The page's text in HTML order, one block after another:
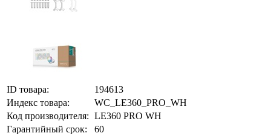
ID товара:
194613
Индекс товара:
WC_LE360_PRO_WH
Код производителя: LE360 PRO WH
Гарантийный срок:
60